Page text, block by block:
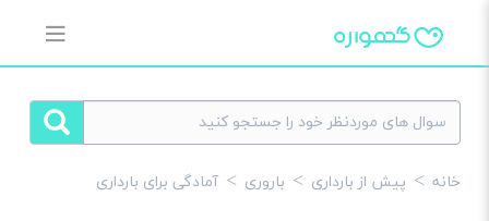
خانه پیش از بارداری باروری آمادگی برای بارداری